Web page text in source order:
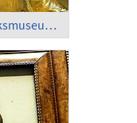
Amsterdam - Rijksmuseum; 'The Merry Drinker', Frans Hals (1628-30)